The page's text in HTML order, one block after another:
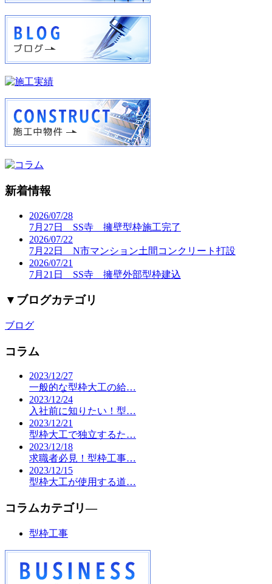
新着情報
2026/07/28
7月27日 SS寺 擁壁型枠施工完了
2026/07/22
7月22日 N市マンション土間コンクリート打設
2026/07/21
7月21日 SS寺 擁壁外部型枠建込
▼ ブログカテゴリ
ブログ
コラム
2023/12/27
一般的な型枠大工の給…
2023/12/24
入社前に知りたい！型…
2023/12/21
型枠大工で独立するた…
2023/12/18
求職者必見！型枠工事…
2023/12/15
型枠大工が使用する道…
コラムカテゴリ―
型枠工事